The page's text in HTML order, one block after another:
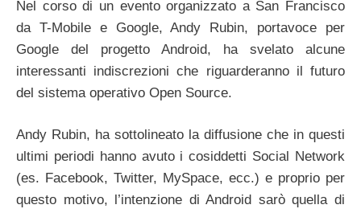
Nel corso di un evento organizzato a San Francisco
da T-Mobile e Google, Andy Rubin, portavoce per
Google del progetto Android, ha svelato alcune
interessanti indiscrezioni che riguarderanno il futuro
del sistema operativo Open Source.
Andy Rubin, ha sottolineato la diffusione che in questi
ultimi periodi hanno avuto i cosiddetti Social Network
(es. Facebook, Twitter, MySpace, ecc.) e proprio per
questo motivo, l’intenzione di Android sarò quella di